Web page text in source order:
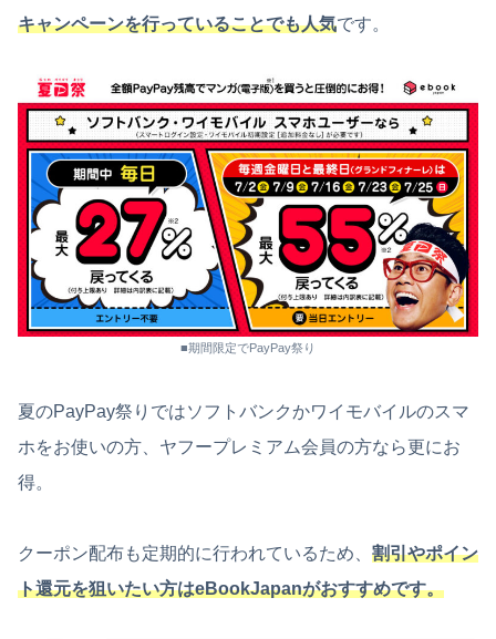
キャンペーンを行っていることでも人気です。
■期間限定でPayPay祭り
夏のPayPay祭りではソフトバンクかワイモバイルのスマ
ホをお使いの方、ヤフープレミアム会員の方なら更にお
得。
クーポン配布も定期的に行われているため、 割引やポイン
ト還元を狙いたい方はeBookJapanがおすすめです。